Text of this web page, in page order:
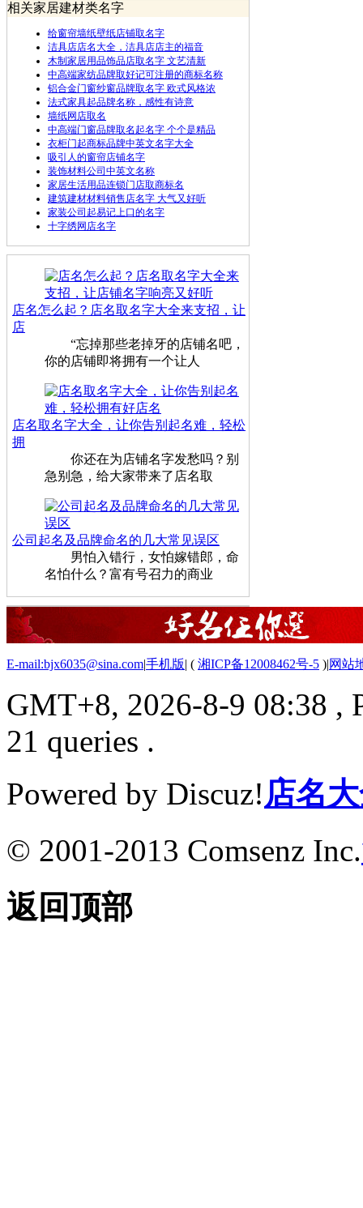
相关家居建材类名字
给窗帘墙纸壁纸店铺取名字
洁具店店名大全，洁具店店主的福音
木制家居用品饰品店取名字 文艺清新
中高端家纺品牌取好记可注册的商标名称
铝合金门窗纱窗品牌取名字 欧式风格浓
法式家具起品牌名称，感性有诗意
墙纸网店取名
中高端门窗品牌取名起名字 个个是精品
衣柜门起商标品牌中英文名字大全
吸引人的窗帘店铺名字
装饰材料公司中英文名称
家居生活用品连锁门店取商标名
建筑建材材料销售店名字 大气又好听
家装公司起易记上口的名字
十字绣网店名字
店名怎么起？店名取名字大全来支招，让
店
“忘掉那些老掉牙的店铺名吧，
你的店铺即将拥有一个让人
店名取名字大全，让你告别起名难，轻松
拥
你还在为店铺名字发愁吗？别
急别急，给大家带来了店名取
公司起名及品牌命名的几大常见误区
男怕入错行，女怕嫁错郎，命
名怕什么？富有号召力的商业
E-mail:bjx6035@sina.com|手机版| ( 湘ICP备12008462号-5 )|网站
GMT+8, 2026-8-9 08:38 ,
21 queries .
Powered by Discuz!店名
© 2001-2013 Comsenz Inc.
返回顶部